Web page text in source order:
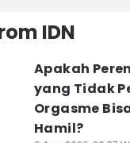
IDN
Apakah
yang Tidak
Orgasme
Hamil?